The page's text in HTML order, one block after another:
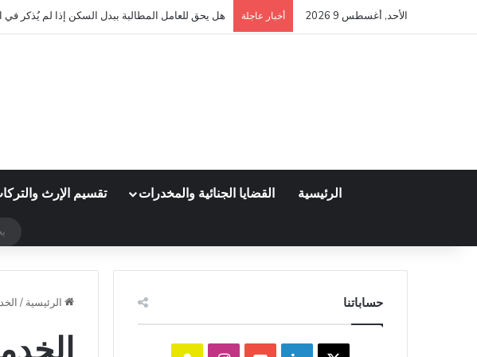
الأحد, أغسطس 9 2026 أخبار عاجلة هل يحق للعامل المطالبة ببدل السكن إذا لم يُذكر في
الرئيسية القضايا الجنائية والمخدرات تقسيم الإرث
الرئيسية / حساباتنا